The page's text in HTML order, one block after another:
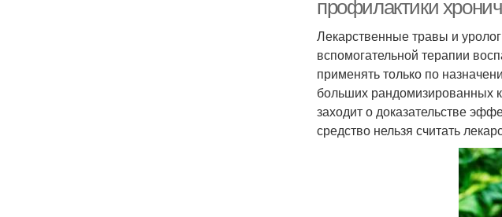
профилактики
Лекарственные травы и
вспомогательной терапии
применять только по
больших рандомизированных
заходит о доказательстве
средство нельзя считать